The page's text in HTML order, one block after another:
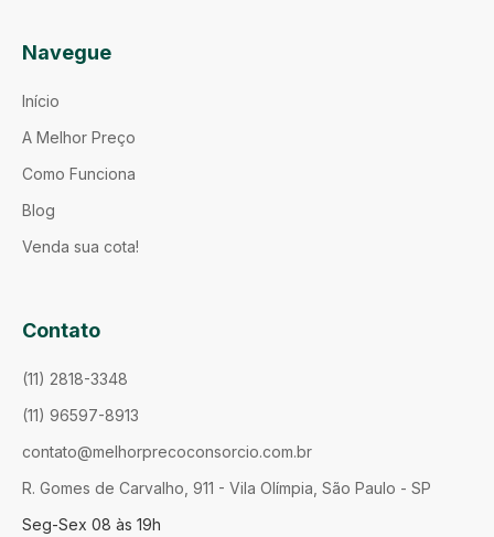
Navegue
Início
A Melhor Preço
Como Funciona
Blog
Venda sua cota!
Contato
(11) 2818-3348
(11) 96597-8913
contato@melhorprecoconsorcio.com.br
R. Gomes de Carvalho, 911 - Vila Olímpia, São Paulo - SP
Seg-Sex 08 às 19h